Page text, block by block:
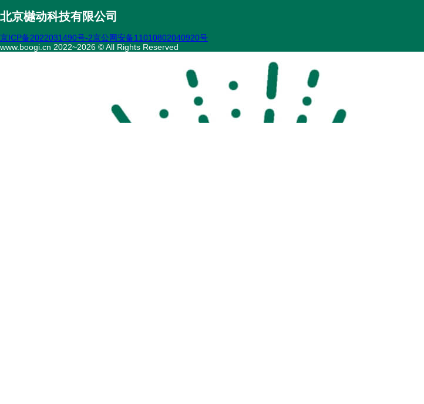
北京樾动科技有限公司
京ICP备2022031490号-2京公网安备11010802040920号
www.boogi.cn 2022~2026 © All Rights Reserved